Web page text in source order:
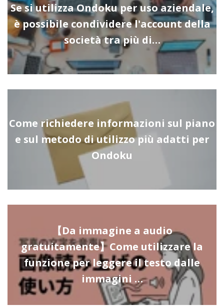
Se si utilizza Ondoku per uso aziendale,
è possibile condividere l'account della
società tra più di…
Come richiedere informazioni sul piano
e sul metodo di utilizzo più adatti per
Ondoku
【Da immagine a audio
gratuitamente】Come utilizzare la
funzione per leggere il testo dalle
immagini …